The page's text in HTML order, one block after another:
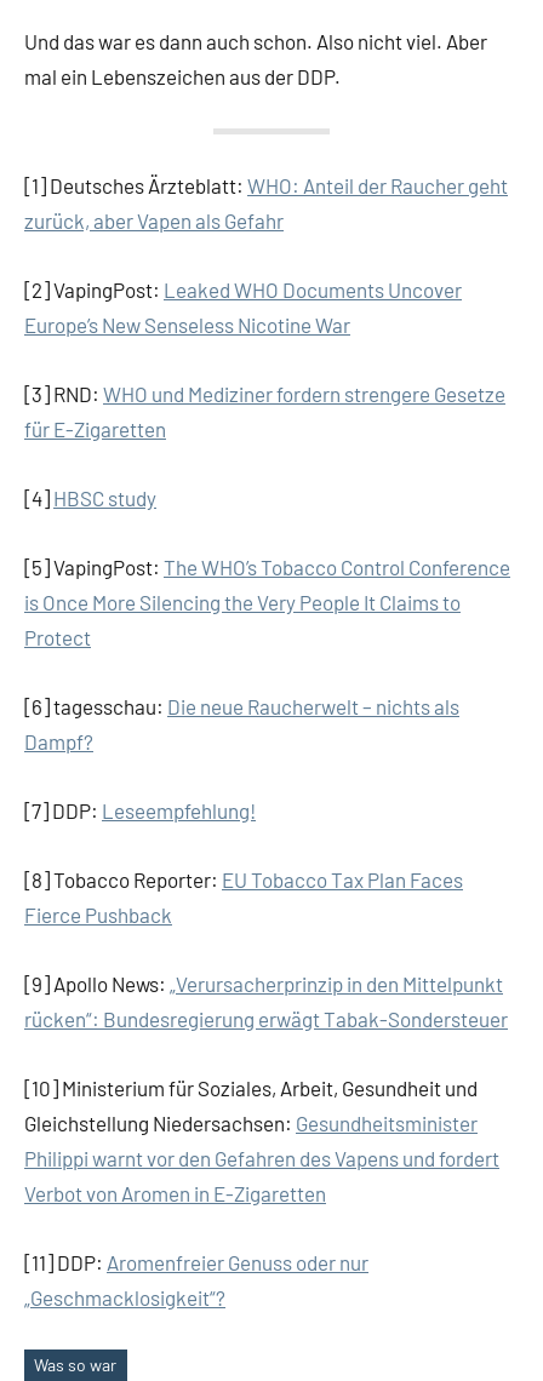
Und das war es dann auch schon. Also nicht viel. Aber
mal ein Lebenszeichen aus der DDP.
[1] Deutsches Ärzteblatt: WHO: Anteil der Raucher geht
zurück, aber Vapen als Gefahr
[2] VapingPost: Leaked WHO Documents Uncover
Europe’s New Senseless Nicotine War
[3] RND: WHO und Mediziner fordern strengere Gesetze
für E-Zigaretten
[4] HBSC study
[5] VapingPost: The WHO’s Tobacco Control Conference
is Once More Silencing the Very People It Claims to
Protect
[6] tagesschau: Die neue Raucherwelt – nichts als
Dampf?
[7] DDP: Leseempfehlung!
[8] Tobacco Reporter: EU Tobacco Tax Plan Faces
Fierce Pushback
[9] Apollo News: „Verursacherprinzip in den Mittelpunkt
rücken“: Bundesregierung erwägt Tabak-Sondersteuer
[10] Ministerium für Soziales, Arbeit, Gesundheit und
Gleichstellung Niedersachsen: Gesundheitsminister
Philippi warnt vor den Gefahren des Vapens und fordert
Verbot von Aromen in E-Zigaretten
[11] DDP: Aromenfreier Genuss oder nur
„Geschmacklosigkeit“?
Was so war